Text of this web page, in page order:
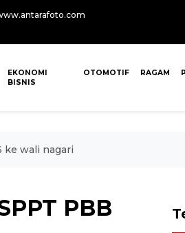
EKONOMI
BISNIS
OTOMOTIF RAGAM
ke wali nagari
PBB